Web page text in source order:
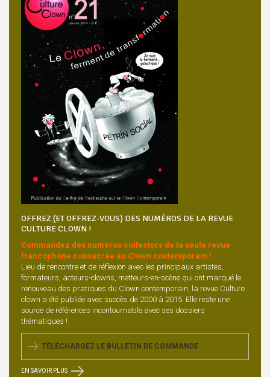
OFFREZ (ET OFFREZ-VOUS) DES NUMÉROS DE LA REVUE
CULTURE CLOWN !
Commandez des numéros collectors de la seule revue
francophone consacrée au Clown contemporain !
Lieu de rencontre et de réflexion avec les principaux artistes,
formateurs, acteurs-clowns, metteurs-en-scène qui ont marqué le
renouveau des pratiques du Clown contemporain, la revue Culture
clown a été publiée avec succès de 2000 à 2015. Elle reste une
source de références incontournable avec ses dossiers
thématiques !
TÉLÉCHARGEZ LE BULLETIN DE COMMANDE
EN SAVOIR PLUS